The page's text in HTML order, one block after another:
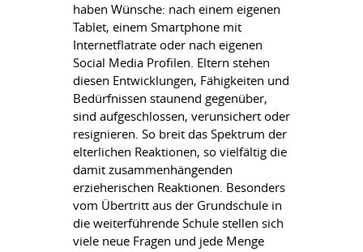
haben Wünsche: nach einem eigenen
Tablet, einem Smartphone mit
Internetflatrate oder nach eigenen
Social Media Profilen. Eltern stehen
diesen Entwicklungen, Fähigkeiten und
Bedürfnissen staunend gegenüber,
sind aufgeschlossen, verunsichert oder
resignieren. So breit das Spektrum der
elterlichen Reaktionen, so vielfältig die
damit zusammenhängenden
erzieherischen Reaktionen. Besonders
vom Übertritt aus der Grundschule in
die weiterführende Schule stellen sich
viele neue Fragen und jede Menge